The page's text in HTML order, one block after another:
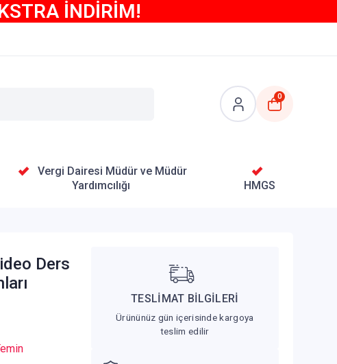
İNDİRİM!
0
Vergi Dairesi Müdür ve Müdür
Yardımcılığı
HMGS
Ders
TESLİMAT BİLGİLERİ
Ürününüz gün içerisinde kargoya
teslim edilir